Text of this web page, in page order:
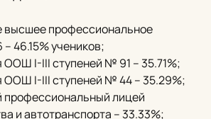
высшее профессиональное
46.15% учеников;
ООШ I-III ступеней № 91 – 35.71%;
ООШ I-III ступеней № 44 – 35.29%;
профессиональный лицей
и автотранспорта – 33.33%;